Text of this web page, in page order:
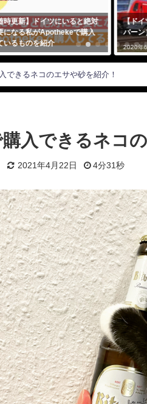
時更新】ドイツにいると絶対
になる私がApothekeで購入
いるものを紹介
【ドイ
バーン
2020年
できるネコのエサや砂を紹介！
購入できるネコ
2021年4月22日 4分31秒